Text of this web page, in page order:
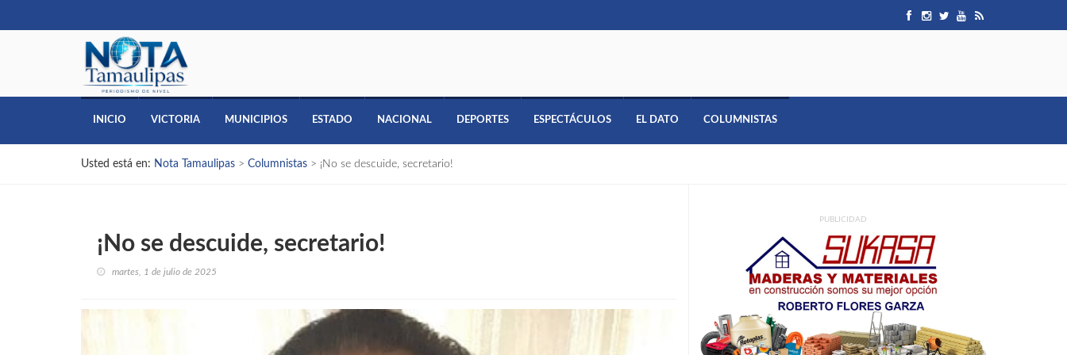
INICIO VICTORIA MUNICIPIOS ESTADO NACIONAL DEPORTES ESPECTÁCULOS EL DATO COLUMNISTAS
Usted está en: Nota Tamaulipas > Columnistas > ¡No se descuide, secretario!
¡No se descuide, secretario!
martes, 1 de julio de 2025
PUBLICIDAD